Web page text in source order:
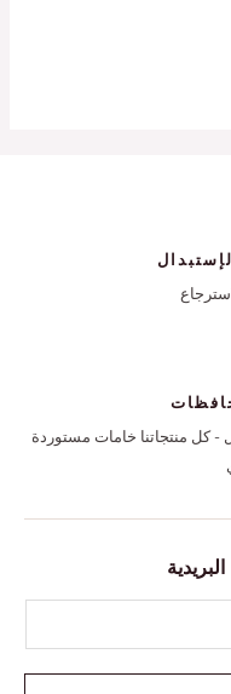
في خلال 7 ايام عمل - كل منتجاتنا خامات مستوردة